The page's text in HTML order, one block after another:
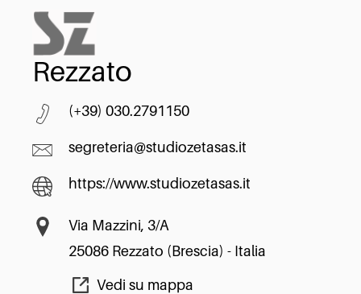
Rezzato
(+39) 030.2791150
segreteria@studiozetasas.it
https://www.studiozetasas.it
Via Mazzini, 3/A
25086 Rezzato (Brescia) - Italia
Vedi su mappa